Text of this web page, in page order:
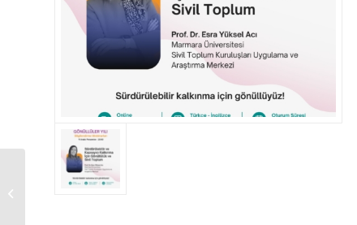
Sürdürülebilir